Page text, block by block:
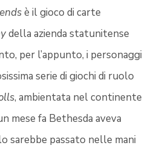
è il gioco di carte
della azienda statunitense
per l’appunto, i personaggi
serie di giochi di ruolo
, ambientata nel continente
mese fa Bethesda aveva
sarebbe passato nelle mani